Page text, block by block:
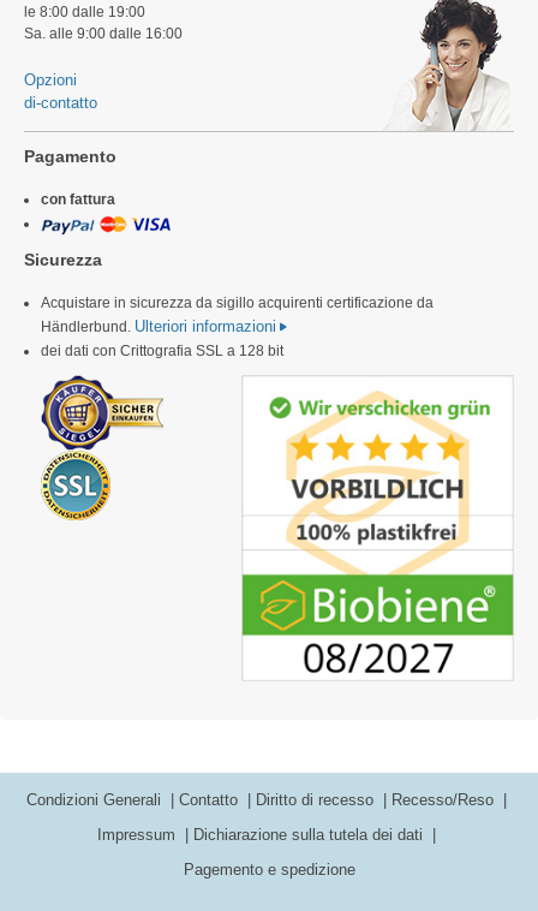
le 8:00 dalle 19:00
Sa. alle 9:00 dalle 16:00
Opzioni
di-contatto
Pagamento
con fattura
Sicurezza
Acquistare in sicurezza da sigillo acquirenti certificazione da
Händlerbund. Ulteriori informazioni
dei dati con Crittografia SSL a 128 bit
Condizioni Generali Contatto Diritto di recesso
Recesso/Reso
Impressum
Dichiarazione sulla tutela dei dati
Pagemento e spedizione